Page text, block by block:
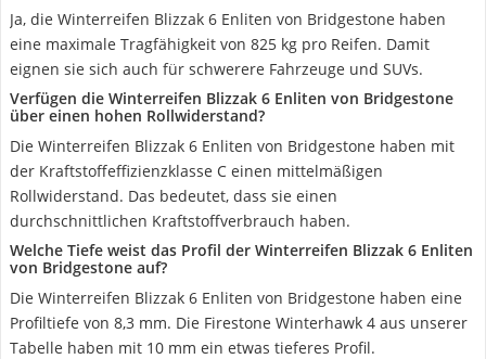
Ja, die Winterreifen Blizzak 6 Enliten von Bridgestone haben
eine maximale Tragfähigkeit von 825 kg pro Reifen. Damit
eignen sie sich auch für schwerere Fahrzeuge und SUVs.
Verfügen die Winterreifen Blizzak 6 Enliten von Bridgestone
über einen hohen Rollwiderstand?
Die Winterreifen Blizzak 6 Enliten von Bridgestone haben mit
der Kraftstoffeffizienzklasse C einen mittelmäßigen
Rollwiderstand. Das bedeutet, dass sie einen
durchschnittlichen Kraftstoffverbrauch haben.
Welche Tiefe weist das Profil der Winterreifen Blizzak 6 Enliten
von Bridgestone auf?
Die Winterreifen Blizzak 6 Enliten von Bridgestone haben eine
Profiltiefe von 8,3 mm. Die Firestone Winterhawk 4 aus unserer
Tabelle haben mit 10 mm ein etwas tieferes Profil.